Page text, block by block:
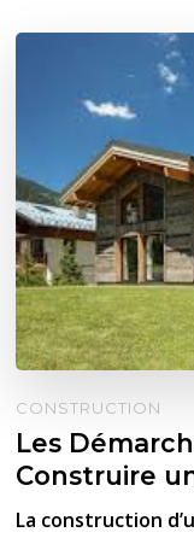
CONSTRUCTION
Les
Construire
La construction